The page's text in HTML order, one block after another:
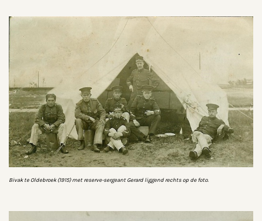
Bivak te Oldebroek (1915) met reserve-sergeant Gerard liggend rechts op de foto.